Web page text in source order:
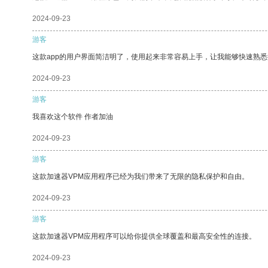
2024-09-23
游客
这款app的用户界面简洁明了，使用起来非常容易上手，让我能够快速熟
2024-09-23
游客
我喜欢这个软件 作者加油
2024-09-23
游客
这款加速器VPM应用程序已经为我们带来了无限的隐私保护和自由。
2024-09-23
游客
这款加速器VPM应用程序可以给你提供全球覆盖和最高安全性的连接。
2024-09-23